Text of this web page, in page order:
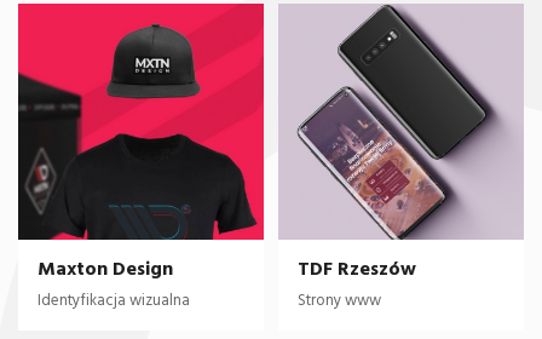
Maxton Design
Identyfikacja wizualna
TDF Rzeszów
Strony www